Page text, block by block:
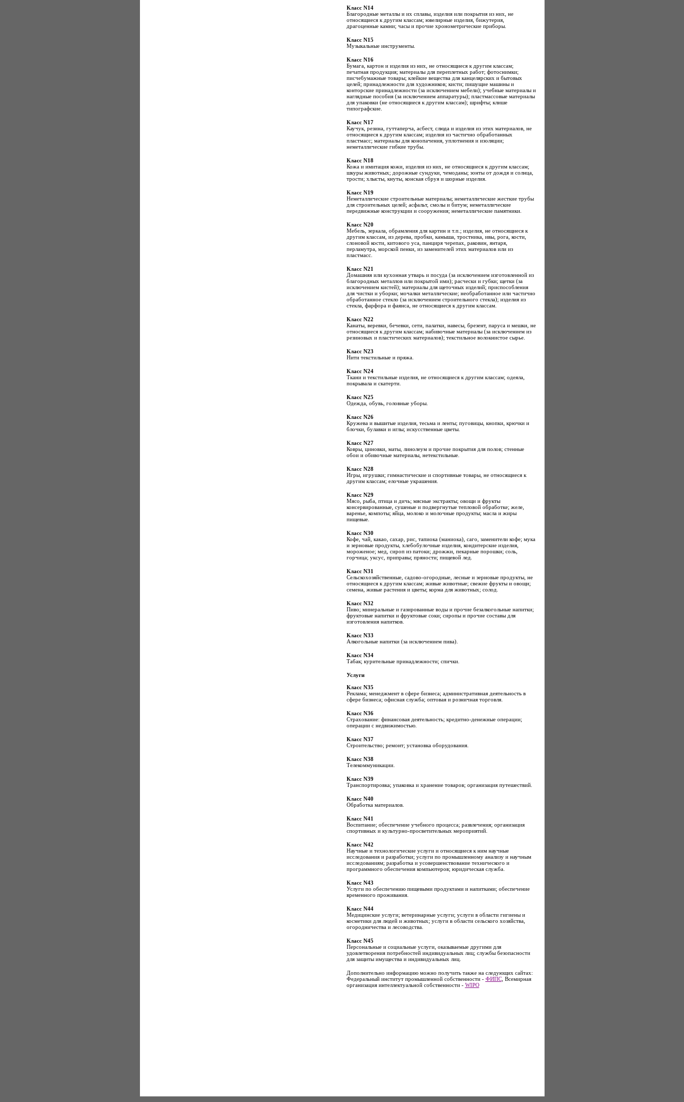
Класс N14
Благородные металлы и их сплавы, изделия или покрытия из них, не
относящиеся к другим классам; ювелирные изделия, бижутерия,
драгоценные камни; часы и прочие хронометрические приборы.
Класс N15
Музыкальные инструменты.
Класс N16
Бумага, картон и изделия из них, не относящиеся к другим классам;
печатная продукция; материалы для переплетных работ; фотоснимки;
писчебумажные товары; клейкие вещества для канцелярских и бытовых
целей; принадлежности для художников; кисти; пишущие машины и
конторские принадлежности (за исключением мебели); учебные материалы и
наглядные пособия (за исключением аппаратуры); пластмассовые материалы
для упаковки (не относящиеся к другим классам); шрифты; клише
типографские.
Класс N17
Каучук, резина, гуттаперча, асбест, слюда и изделия из этих материалов, не
относящиеся к другим классам; изделия из частично обработанных
пластмасс; материалы для конопачения, уплотнения и изоляции;
неметаллические гибкие трубы.
Класс N18
Кожа и имитация кожи, изделия из них, не относящиеся к другим классам;
шкуры животных; дорожные сундуки, чемоданы; зонты от дождя и солнца,
трости; хлысты, кнуты, конская сбруя и шорные изделия.
Класс N19
Неметаллические строительные материалы; неметаллические жесткие трубы
для строительных целей; асфальт, смолы и битум; неметаллические
передвижные конструкции и сооружения; неметаллические памятники.
Класс N20
Мебель, зеркала, обрамления для картин и т.п.; изделия, не относящиеся к
другим классам, из дерева, пробки, камыша, тростника, ивы, рога, кости,
слоновой кости, китового уса, панциря черепах, раковин, янтаря,
перламутра, морской пенки, из заменителей этих материалов или из
пластмасс.
Класс N21
Домашняя или кухонная утварь и посуда (за исключением изготовленной из
благородных металлов или покрытой ими); расчески и губки; щетки (за
исключением кистей); материалы для щеточных изделий; приспособления
для чистки и уборки; мочалки металлические; необработанное или частично
обработанное стекло (за исключением строительного стекла); изделия из
стекла, фарфора и фаянса, не относящиеся к другим классам.
Класс N22
Канаты, веревки, бечевки, сети, палатки, навесы, брезент, паруса и мешки, не
относящиеся к другим классам; набивочные материалы (за исключением из
резиновых и пластических материалов); текстильное волокнистое сырье.
Класс N23
Нити текстильные и пряжа.
Класс N24
Ткани и текстильные изделия, не относящиеся к другим классам; одеяла,
покрывала и скатерти.
Класс N25
Одежда, обувь, головные уборы.
Класс N26
Кружева и вышитые изделия, тесьма и ленты; пуговицы, кнопки, крючки и
блочки, булавки и иглы; искусственные цветы.
Класс N27
Ковры, циновки, маты, линолеум и прочие покрытия для полов; стенные
обои и обивочные материалы, нетекстильные.
Класс N28
Игры, игрушки; гимнастические и спортивные товары, не относящиеся к
другим классам; елочные украшения.
Класс N29
Мясо, рыба, птица и дичь; мясные экстракты; овощи и фрукты
консервированные, сушеные и подвергнутые тепловой обработке; желе,
варенье, компоты; яйца, молоко и молочные продукты; масла и жиры
пищевые.
Класс N30
Кофе, чай, какао, сахар, рис, тапиока (маниока), саго, заменители кофе; мука
и зерновые продукты, хлебобулочные изделия, кондитерские изделия,
мороженое; мед, сироп из патоки; дрожжи, пекарные порошки; соль,
горчица; уксус, приправы; пряности; пищевой лед.
Класс N31
Сельскохозяйственные, садово-огородные, лесные и зерновые продукты, не
относящиеся к другим классам; живые животные; свежие фрукты и овощи;
семена, живые растения и цветы; корма для животных; солод.
Класс N32
Пиво; минеральные и газированные воды и прочие безалкогольные напитки;
фруктовые напитки и фруктовые соки; сиропы и прочие составы для
изготовления напитков.
Класс N33
Алкогольные напитки (за исключением пива).
Класс N34
Табак; курительные принадлежности; спички.
Услуги
Класс N35
Реклама; менеджмент в сфере бизнеса; административная деятельность в
сфере бизнеса; офисная служба; оптовая и розничная торговля.
Класс N36
Страхование: финансовая деятельность; кредитно-денежные операции;
операции с недвижимостью.
Класс N37
Строительство; ремонт; установка оборудования.
Класс N38
Телекоммуникации.
Класс N39
Транспортировка; упаковка и хранение товаров; организация путешествий.
Класс N40
Обработка материалов.
Класс N41
Воспитание; обеспечение учебного процесса; развлечения; организация
спортивных и культурно-просветительных мероприятий.
Класс N42
Научные и технологические услуги и относящиеся к ним научные
исследования и разработки; услуги по промышленному анализу и научным
исследованиям; разработка и усовершенствование технического и
программного обеспечения компьютеров; юридическая служба.
Класс N43
Услуги по обеспечению пищевыми продуктами и напитками; обеспечение
временного проживания.
Класс N44
Медицинские услуги; ветеринарные услуги; услуги в области гигиены и
косметики для людей и животных; услуги в области сельского хозяйства,
огородничества и лесоводства.
Класс N45
Персональные и социальные услуги, оказываемые другими для
удовлетворения потребностей индивидуальных лиц; службы безопасности
для защиты имущества и индивидуальных лиц.
Дополнительно информацию можно получить также на следующих сайтах:
Федеральный институт промышленной собственности - ФИПС, Всемирная
организация интеллектуальной собственности - WIPO